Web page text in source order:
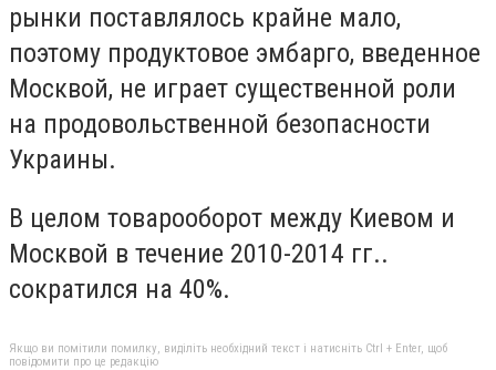
рынки поставлялось крайне мало,
поэтому продуктовое эмбарго, введенное
Москвой, не играет существенной роли
на продовольственной безопасности
Украины.
В целом товарооборот между Киевом и
Москвой в течение 2010-2014 гг..
сократился на 40%.
Якщо ви помітили помилку, виділіть необхідний текст і натисніть Ctrl + Enter, щоб
повідомити про це редакцію